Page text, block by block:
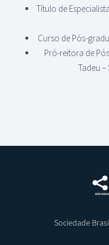
Título de
Curso de Pós-
Pró-reitora de
Tadeu –
Sociedade